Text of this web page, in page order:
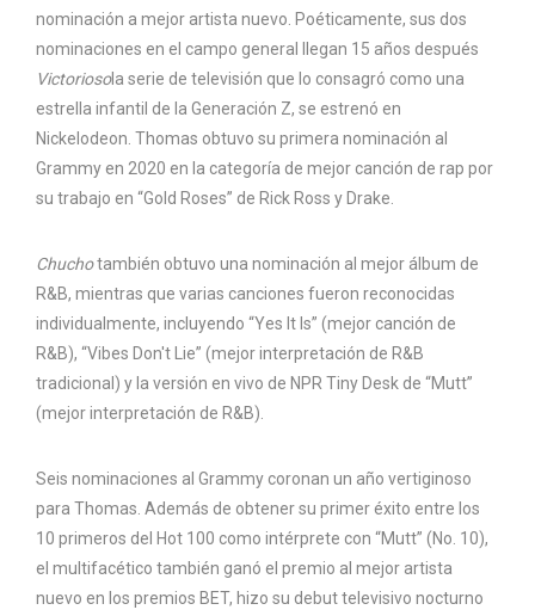
nominación a mejor artista nuevo. Poéticamente, sus dos
nominaciones en el campo general llegan 15 años después
Victoriosola serie de televisión que lo consagró como una
estrella infantil de la Generación Z, se estrenó en
Nickelodeon. Thomas obtuvo su primera nominación al
Grammy en 2020 en la categoría de mejor canción de rap por
su trabajo en “Gold Roses” de Rick Ross y Drake.
Chuchotambién obtuvo una nominación al mejor álbum de
R&B, mientras que varias canciones fueron reconocidas
individualmente, incluyendo “Yes It Is” (mejor canción de
R&B), “Vibes Don't Lie” (mejor interpretación de R&B
tradicional) y la versión en vivo de NPR Tiny Desk de “Mutt”
(mejor interpretación de R&B).
Seis nominaciones al Grammy coronan un año vertiginoso
para Thomas. Además de obtener su primer éxito entre los
10 primeros del Hot 100 como intérprete con “Mutt” (No. 10),
el multifacético también ganó el premio al mejor artista
nuevo en los premios BET, hizo su debut televisivo nocturno